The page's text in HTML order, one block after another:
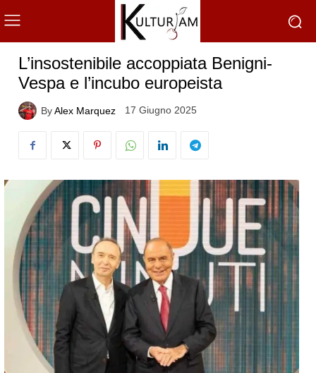
L’insostenibile accoppiata Benigni-
Vespa e l’incubo europeista
ByAlex Marquez 17 Giugno 2025